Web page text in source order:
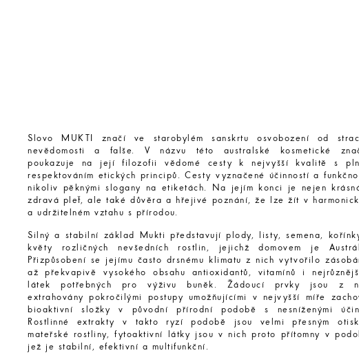
Slovo MUKTI značí ve starobylém sanskrtu osvobození od
nevědomosti a falše. V názvu této australské kosmetické
poukazuje na její filozofii vědomé cesty k nejvyšší kvalitě s
respektováním etických principů. Cesty vyznačené účinností a
nikoliv pěknými slogany na etiketách. Na jejím konci je nejen
zdravá pleť, ale také důvěra a hřejivé poznání, že lze žít v
a udržitelném vztahu s přírodou.
Silný a stabilní základ Mukti představují plody, listy, semena,
květy rozličných nevšedních rostlin, jejichž domovem je
Přizpůsobení se jejímu často drsnému klimatu z nich vytvořilo
až překvapivě vysokého obsahu antioxidantů, vitamínů i
látek potřebných pro výživu buněk. Žádoucí prvky jsou z
extrahovány pokročilými postupy umožňujícími v nejvyšší míře
bioaktivní složky v původní přírodní podobě s nesníženými
Rostlinné extrakty v takto ryzí podobě jsou velmi přesným
mateřské rostliny, fytoaktivní látky jsou v nich proto přítomny v
jež je stabilní, efektivní a multifunkční.